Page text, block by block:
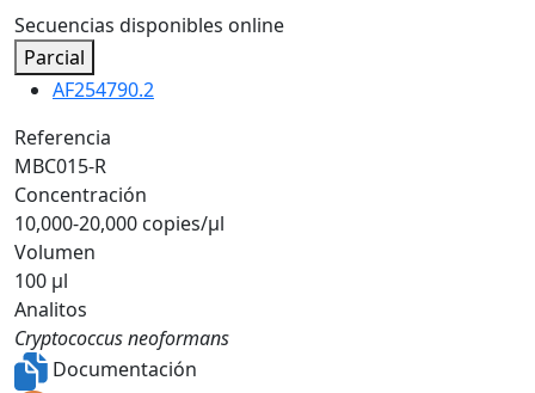
Secuencias disponibles online
Parcial
AF254790.2
Referencia
MBC015-R
Concentración
10,000-20,000 copies/µl
Volumen
100 µl
Analitos
Cryptococcus neoformans
Documentación